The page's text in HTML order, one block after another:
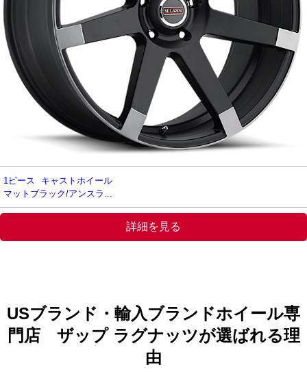
1ピース
キャストホイール
マットブラック/アンスラ...
詳細を見る
USブランド・輸入ブランドホイール専
門店 ザップ ラグナッツが選ばれる理
由